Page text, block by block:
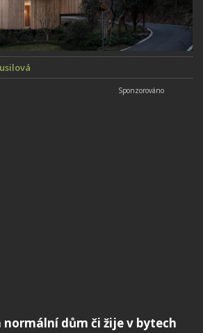
normální dům či žije v bytech